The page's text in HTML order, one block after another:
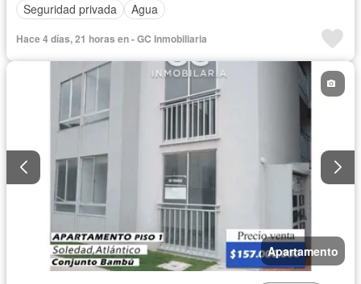
Seguridad privada
Agua
Hace 4 días, 21 horas en - GC Inmobiliaria
Apartamento